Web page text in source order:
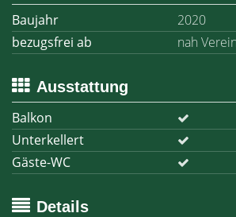
Baujahr
2020
bezugsfrei ab
nah
Ausstattung
Balkon
Unterkellert
Gäste-WC
Details